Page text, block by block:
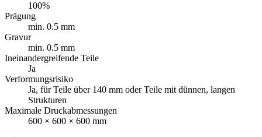
100%
Prägung
min. 0.5 mm
Gravur
min. 0.5 mm
Ineinandergreifende Teile
Ja
Verformungsrisiko
Ja, für Teile über 140 mm oder Teile mit dünnen, langen
Strukturen
Maximale Druckabmessungen
600 × 600 × 600 mm